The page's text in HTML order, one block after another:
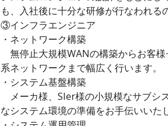
も、入社後に十分な研修が行なわれる
③インフラエンジニア
・ネットワーク構築
無停止大規模WANの構築からお客
系ネットワークまで幅広く行います。
・システム基盤構築
メーカ様、SIer様の小規模なサブシ
なシステム環境の準備をお手伝いいた